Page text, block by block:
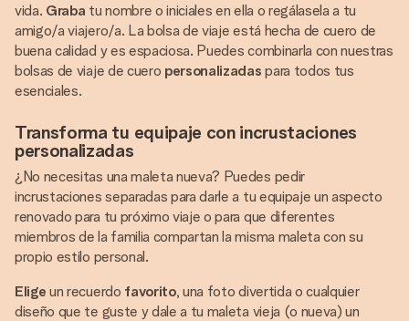
vida. Graba tu nombre o iniciales en ella o regálasela a tu
amigo/a viajero/a. La bolsa de viaje está hecha de cuero de
buena calidad y es espaciosa. Puedes combinarla con nuestras
bolsas de viaje de cuero personalizadas para todos tus
esenciales.
Transforma tu equipaje con incrustaciones
personalizadas
¿No necesitas una maleta nueva? Puedes pedir
incrustaciones separadas para darle a tu equipaje un aspecto
renovado para tu próximo viaje o para que diferentes
miembros de la familia compartan la misma maleta con su
propio estilo personal.
Elige un recuerdo favorito, una foto divertida o cualquier
diseño que te guste y dale a tu maleta vieja (o nueva) un